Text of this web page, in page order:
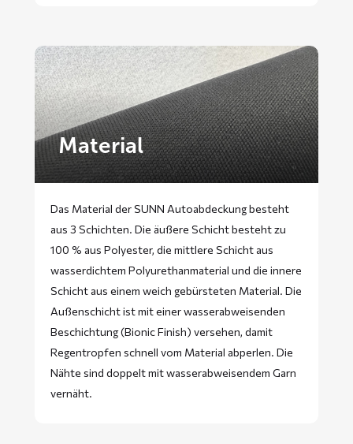
Material
Das Material der SUNN Autoabdeckung besteht
aus 3 Schichten. Die äußere Schicht besteht zu
100 % aus Polyester, die mittlere Schicht aus
wasserdichtem Polyurethanmaterial und die innere
Schicht aus einem weich gebürsteten Material. Die
Außenschicht ist mit einer wasserabweisenden
Beschichtung (Bionic Finish) versehen, damit
Regentropfen schnell vom Material abperlen. Die
Nähte sind doppelt mit wasserabweisendem Garn
vernäht.